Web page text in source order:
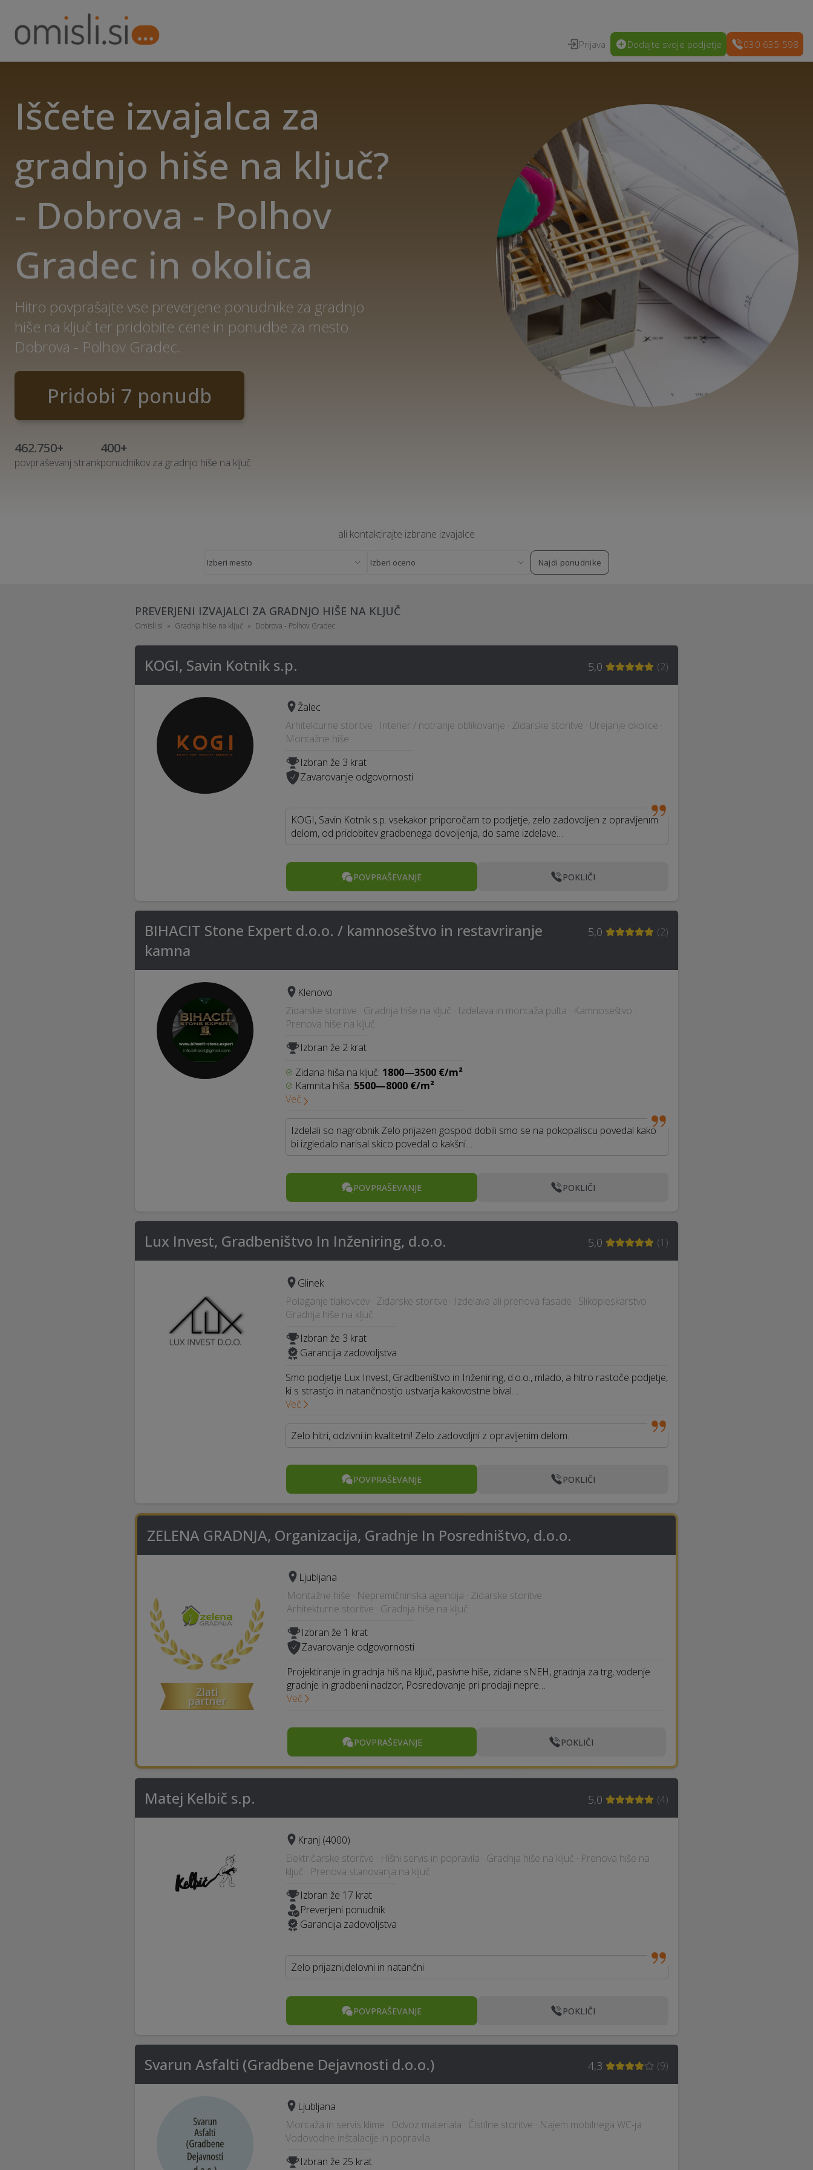
Prijava Dodajte svoje podjetje 030 635 598
Iščete izvajalca za
gradnjo hiše na ključ?
- Dobrova - Polhov
Gradec in okolica
Hitro povprašajte vse preverjene ponudnike za gradnjo
hiše na ključ ter pridobite cene in ponudbe za mesto
Dobrova - Polhov Gradec.
Pridobi 7 ponudb
462.750+
povpraševanj strank
400+
ponudnikov za gradnjo hiše na ključ
ali kontaktirajte izbrane izvajalce
Najdi ponudnike
PREVERJENI IZVAJALCI ZA GRADNJO HIŠE NA KLJUČ
Omisli.si Gradnja hiše na ključ Dobrova - Polhov Gradec
KOGI, Savin Kotnik s.p. 5,0 (2)
Žalec
Arhitekturne storitve · Interier / notranje oblikovanje · Zidarske storitve · Urejanje okolice ·
Montažne hiše
Izbran že 3 krat
Zavarovanje odgovornosti
KOGI, Savin Kotnik s.p. vsekakor priporočam to podjetje, zelo zadovoljen z opravljenim
delom, od pridobitev gradbenega dovoljenja, do same izdelave…
POVPRAŠEVANJE POKLIČI
BIHACIT Stone Expert d.o.o. / kamnoseštvo in restavriranje
kamna
5,0 (2)
Klenovo
Zidarske storitve · Gradnja hiše na ključ · Izdelava in montaža pulta · Kamnoseštvo ·
Prenova hiše na ključ
Izbran že 2 krat
Zidana hiša na ključ: 1800—3500 €/m²
Kamnita hiša: 5500—8000 €/m²
Več
Izdelali so nagrobnik Zelo prijazen gospod dobili smo se na pokopaliscu povedal kako
bi izgledalo narisal skico povedal o kakšni…
POVPRAŠEVANJE POKLIČI
Lux Invest, Gradbeništvo In Inženiring, d.o.o. 5,0 (1 )
Glinek
Polaganje tlakovcev · Zidarske storitve · Izdelava ali prenova fasade · Slikopleskarstvo ·
Gradnja hiše na ključ
Izbran že 3 krat
Garancija zadovoljstva
Smo podjetje Lux Invest, Gradbeništvo in Inženiring, d.o.o., mlado, a hitro rastoče podjetje,
ki s strastjo in natančnostjo ustvarja kakovostne bival…
Več
Zelo hitri, odzivni in kvalitetni! Zelo zadovoljni z opravljenim delom.
POVPRAŠEVANJE POKLIČI
ZELENA GRADNJA, Organizacija, Gradnje In Posredništvo, d.o.o.
Ljubljana
Montažne hiše · Nepremičninska agencija · Zidarske storitve ·
Arhitekturne storitve · Gradnja hiše na ključ
Izbran že 1 krat
Zavarovanje odgovornosti
Projektiranje in gradnja hiš na ključ, pasivne hiše, zidane sNEH, gradnja za trg, vodenje
gradnje in gradbeni nadzor, Posredovanje pri prodaji nepre…
Več
POVPRAŠEVANJE POKLIČI
Matej Kelbič s.p. 5,0 (4)
Kranj (4000)
Električarske storitve · Hišni servis in popravila · Gradnja hiše na ključ · Prenova hiše na
ključ · Prenova stanovanja na ključ
Izbran že 17 krat
Preverjeni ponudnik
Garancija zadovoljstva
Zelo prijazni,delovni in natančni
POVPRAŠEVANJE POKLIČI
Svarun Asfalti (Gradbene Dejavnosti d.o.o.) 4,3 (9)
Ljubljana
Montaža in servis klime · Odvoz materiala · Čistilne storitve · Najem mobilnega WC-ja ·
Vodovodne inštalacije in popravila
Izbran že 25 krat